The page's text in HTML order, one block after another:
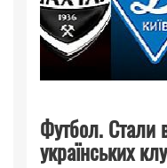
Футбол. Стали
українських